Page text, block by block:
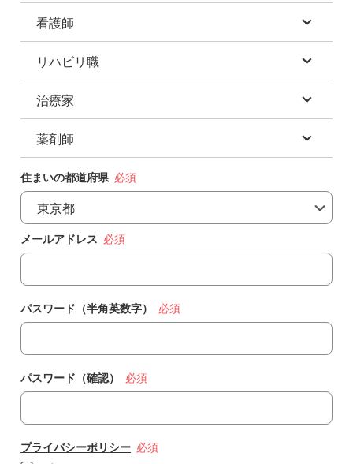
看護師
正看護師
准看護師
保健師
リハビリ職
理学療法士(PT)
作業療法士(OT)
治療家
柔道整復師
あん摩マッサージ指圧師
鍼灸師
薬剤師
薬剤師
認定薬剤師
専門薬剤師
住まいの都道府県
メールアドレス
パスワード（半角英数字）
パスワード（確認）
プライバシーポリシー